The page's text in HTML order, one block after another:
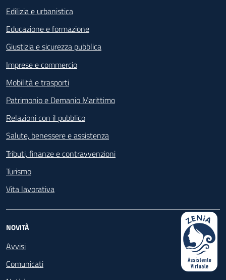
Edilizia e urbanistica
Educazione e formazione
Giustizia e sicurezza pubblica
Imprese e commercio
Mobilità e trasporti
Patrimonio e Demanio Marittimo
Relazioni con il pubblico
Salute, benessere e assistenza
Tributi, finanze e contravvenzioni
Turismo
Vita lavorativa
NOVITÀ
Avvisi
Comunicati